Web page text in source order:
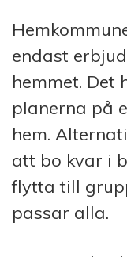
endast
hemmet.
planerna på
hem.
att bo kvar i
flytta till
passar alla.